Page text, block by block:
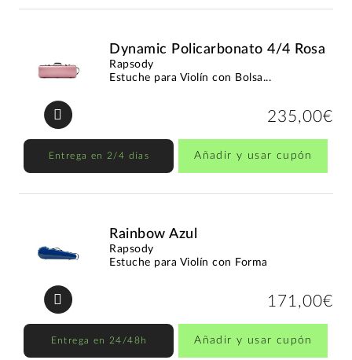
Dynamic Policarbonato 4/4 Rosa
Rapsody
Estuche para Violín con Bolsa...
235,00€
Entrega en 2/4 días Añadir y usar cupón
Rainbow Azul
Rapsody
Estuche para Violín con Forma
171,00€
Entrega en 24/48h Añadir y usar cupón